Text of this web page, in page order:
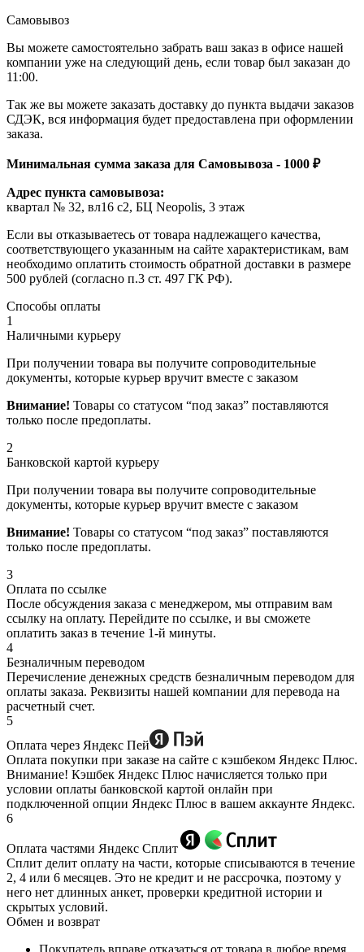
Самовывоз
Вы можете самостоятельно забрать ваш заказ в офисе нашей
компании уже на следующий день, если товар был заказан до
11:00.
Так же вы можете заказать доставку до пункта выдачи заказов
СДЭК, вся информация будет предоставлена при оформлении
заказа.
Минимальная сумма заказа для Самовывоза - 1000 ₽
Адрес пункта самовывоза:
квартал № 32, вл16 с2, БЦ Neopolis, 3 этаж
Если вы отказываетесь от товара надлежащего качества,
соответствующего указанным на сайте характеристикам, вам
необходимо оплатить стоимость обратной доставки в размере
500 рублей (согласно п.3 ст. 497 ГК РФ).
Способы оплаты
1
Наличными курьеру
При получении товара вы получите сопроводительные
документы, которые курьер вручит вместе с заказом
Внимание! Товары со статусом “под заказ” поставляются
только после предоплаты.
2
Банковской картой курьеру
При получении товара вы получите сопроводительные
документы, которые курьер вручит вместе с заказом
Внимание! Товары со статусом “под заказ” поставляются
только после предоплаты.
3
Оплата по ссылке
После обсуждения заказа с менеджером, мы отправим вам
ссылку на оплату. Перейдите по ссылке, и вы сможете
оплатить заказ в течение 1-й минуты.
4
Безналичным переводом
Перечисление денежных средств безналичным переводом для
оплаты заказа. Реквизиты нашей компании для перевода на
расчетный счет.
5
Оплата через Яндекс Пей
Оплата покупки при заказе на сайте с кэшбеком Яндекс Плюс.
Внимание! Кэшбек Яндекс Плюс начисляется только при
условии оплаты банковской картой онлайн при
подключенной опции Яндекс Плюс в вашем аккаунте Яндекс.
6
Оплата частями Яндекс Сплит
Сплит делит оплату на части, которые списываются в течение
2, 4 или 6 месяцев. Это не кредит и не рассрочка, поэтому у
него нет длинных анкет, проверки кредитной истории и
скрытых условий.
Обмен и возврат
Покупатель вправе отказаться от товара в любое время